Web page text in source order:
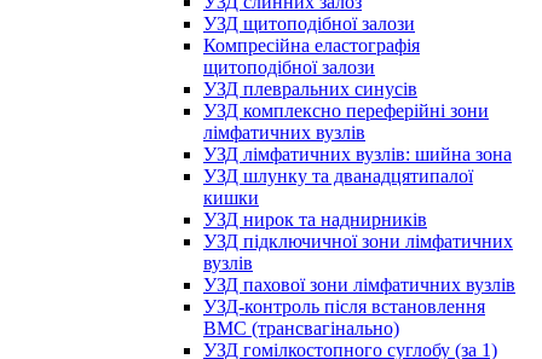
УЗД щитоподібної залози
Компресійна еластографія
щитоподібної залози
УЗД плевральних синусів
УЗД комплексно переферійні зони
лімфатичних вузлів
УЗД лімфатичних вузлів: шийна зона
УЗД шлунку та дванадцятипалої
кишки
УЗД нирок та наднирників
УЗД підключичної зони лімфатичних
вузлів
УЗД пахової зони лімфатичних вузлів
УЗД-контроль після встановлення
ВМС (трансвагінально)
УЗД гомілкостопного суглобу (за 1)